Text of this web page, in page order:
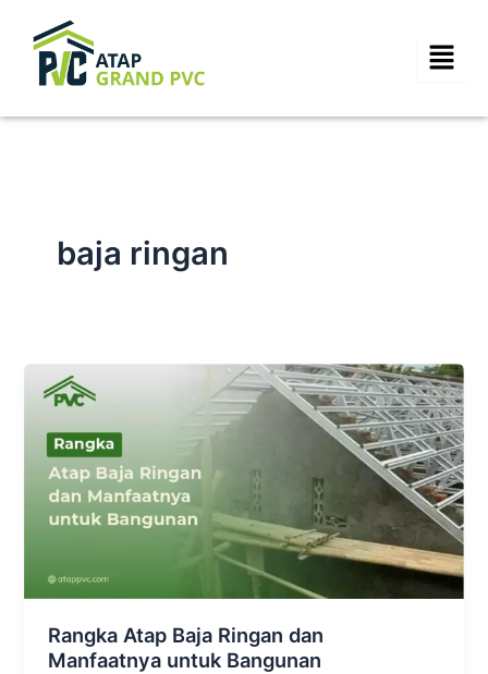
content
baja ringan
Rangka Atap Baja Ringan dan
Manfaatnya untuk Bangunan